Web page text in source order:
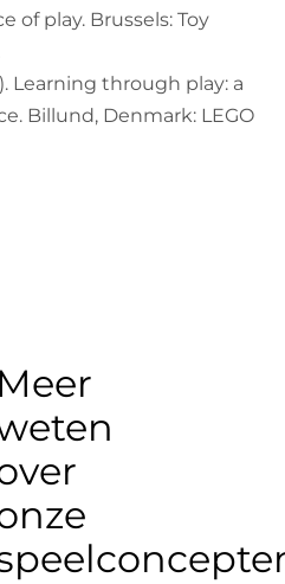
of play. Brussels: Toy
Learning through play: a
Billund, Denmark: LEGO
Meer